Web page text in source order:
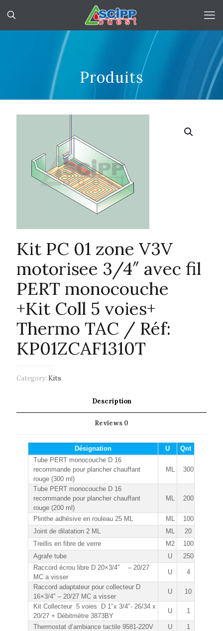
Produits
Kit PC 01 zone V3V
motorisee 3/4″ avec fil
PERT monocouche
+Kit Coll 5 voies+
Thermo TAC / Réf:
KP01ZCAF1310T
Category: Kits
Description
Reviews 0
Désignation U
Qnt
Tube PERT monocouche D 16
recommande pour plancher chauffant
rouge (300 ml)
ML 300
Tube PERT monocouche D 16
recommande pour plancher chauffant
rouge (200 ml)
ML 200
Plinthe adhésive en rouleau 25 ML ML
100
Joint de dilatation 2 ML
ML
20
Treillis en fibre de verre
M2
100
Agrafe tube
U
250
Raccord écrou libre D 20×3/4″ – 20/27
MC a visser
U
4
Raccord adaptateur pour collecteur D
16×3/4″ – 20/27 MC a visser
U
10
Kit Collecteur 5 voies D 1″x 3/4″- 26/34 x
20/27 + Débitmètre 3873BY
U 1
Thermostat d’ambiance tactile 9581-220V U
1